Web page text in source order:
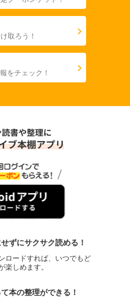
取ろう！
をチェック！
ずにサクサク読める！
ロードすれば、いつでもど
楽しめます。
本の整理ができる！